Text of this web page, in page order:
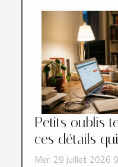
Petits oublis
ces détails
Mer. 29 juillet 2026